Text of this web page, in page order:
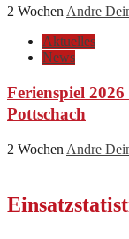
2 Wochen Andre
Aktuelles
News
Ferienspiel
Pottschach
2 Wochen Andre